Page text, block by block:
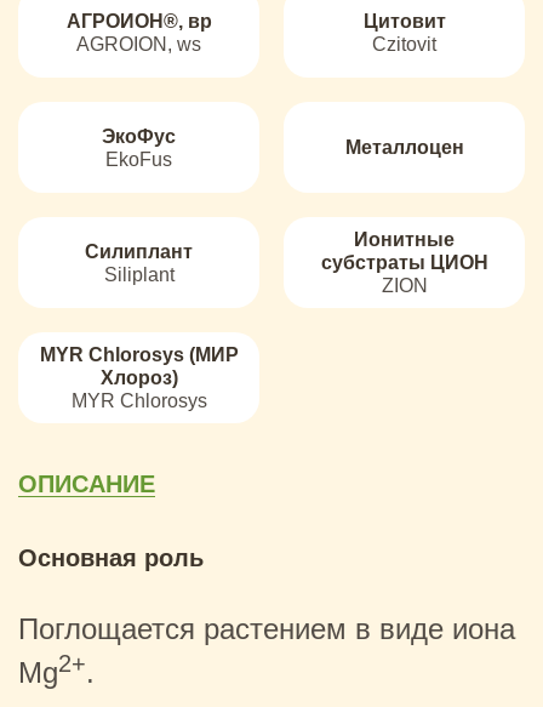
АГРОИОН®, вр
AGROION, ws
Цитовит
Czitovit
ЭкоФус
EkoFus
Металлоцен
Силиплант
Siliplant
Ионитные
субстраты ЦИОН
ZION
MYR Chlorosys (МИР
Хлороз)
MYR Chlorosys
ОПИСАНИЕ
Основная роль
Поглощается растением в виде иона
Mg2+.